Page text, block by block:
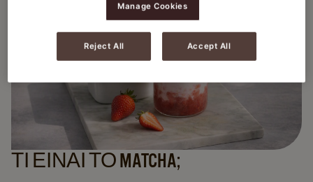
ΤΙ ΕΊΝΑΙ ΤΟ MATCHA;
Manage Cookies
Reject All Accept All